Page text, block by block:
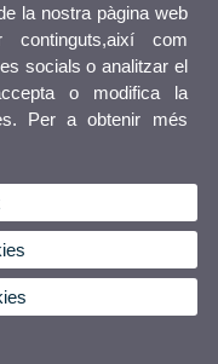
la nostra pàgina web
com
socials o analitzar el
o modifica la
Per a obtenir més